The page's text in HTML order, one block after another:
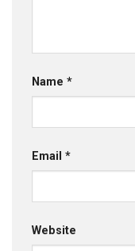
Name *
Email *
Website